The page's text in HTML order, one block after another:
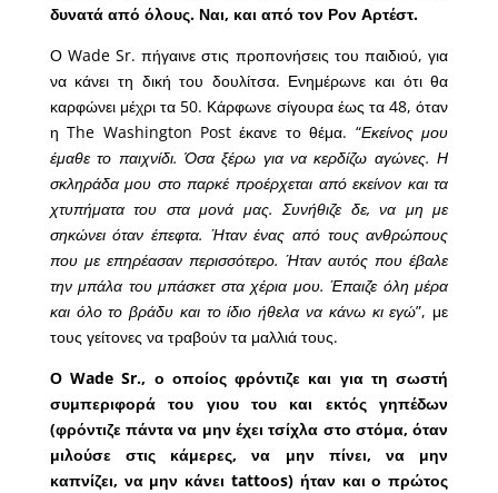
δυνατά από όλους. Ναι, και από τον Ρον Αρτέστ.
Ο Wade Sr. πήγαινε στις προπονήσεις του παιδιού, για
να κάνει τη δική του δουλίτσα. Ενημέρωνε και ότι θα
καρφώνει μέχρι τα 50. Κάρφωνε σίγουρα έως τα 48, όταν
η The Washington Post έκανε το θέμα. “Εκείνος μου
έμαθε το παιχνίδι. Όσα ξέρω για να κερδίζω αγώνες. Η
σκληράδα μου στο παρκέ προέρχεται από εκείνον και τα
χτυπήματα του στα μονά μας. Συνήθιζε δε, να μη με
σηκώνει όταν έπεφτα. Ήταν ένας από τους ανθρώπους
που με επηρέασαν περισσότερο. Ήταν αυτός που έβαλε
την μπάλα του μπάσκετ στα χέρια μου. Έπαιζε όλη μέρα
και όλο το βράδυ και το ίδιο ήθελα να κάνω κι εγώ”, με
τους γείτονες να τραβούν τα μαλλιά τους.
Ο Wade Sr., ο οποίος φρόντιζε και για τη σωστή
συμπεριφορά του γιου του και εκτός γηπέδων
(φρόντιζε πάντα να μην έχει τσίχλα στο στόμα, όταν
μιλούσε στις κάμερες, να μην πίνει, να μην
καπνίζει, να μην κάνει tattoοs) ήταν και ο πρώτος